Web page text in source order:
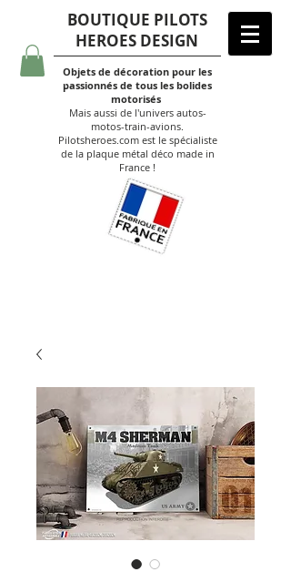
BOUTIQUE PILOTS
HEROES DESIGN
Objets de décoration pour les
passionnés de tous les bolides
motorisés
Mais aussi de l'univers autos-
motos-train-avions.
Pilotsheroes.com est le spécialiste
de la plaque métal déco made in
France !